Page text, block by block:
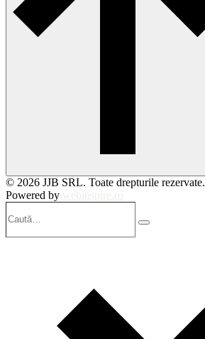
© 2026 JJB SRL. Toate drepturile rezervate.
Powered by
Search